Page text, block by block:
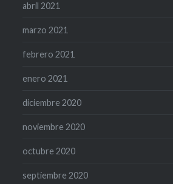
abril 2021
marzo 2021
febrero 2021
enero 2021
diciembre 2020
noviembre 2020
octubre 2020
septiembre 2020